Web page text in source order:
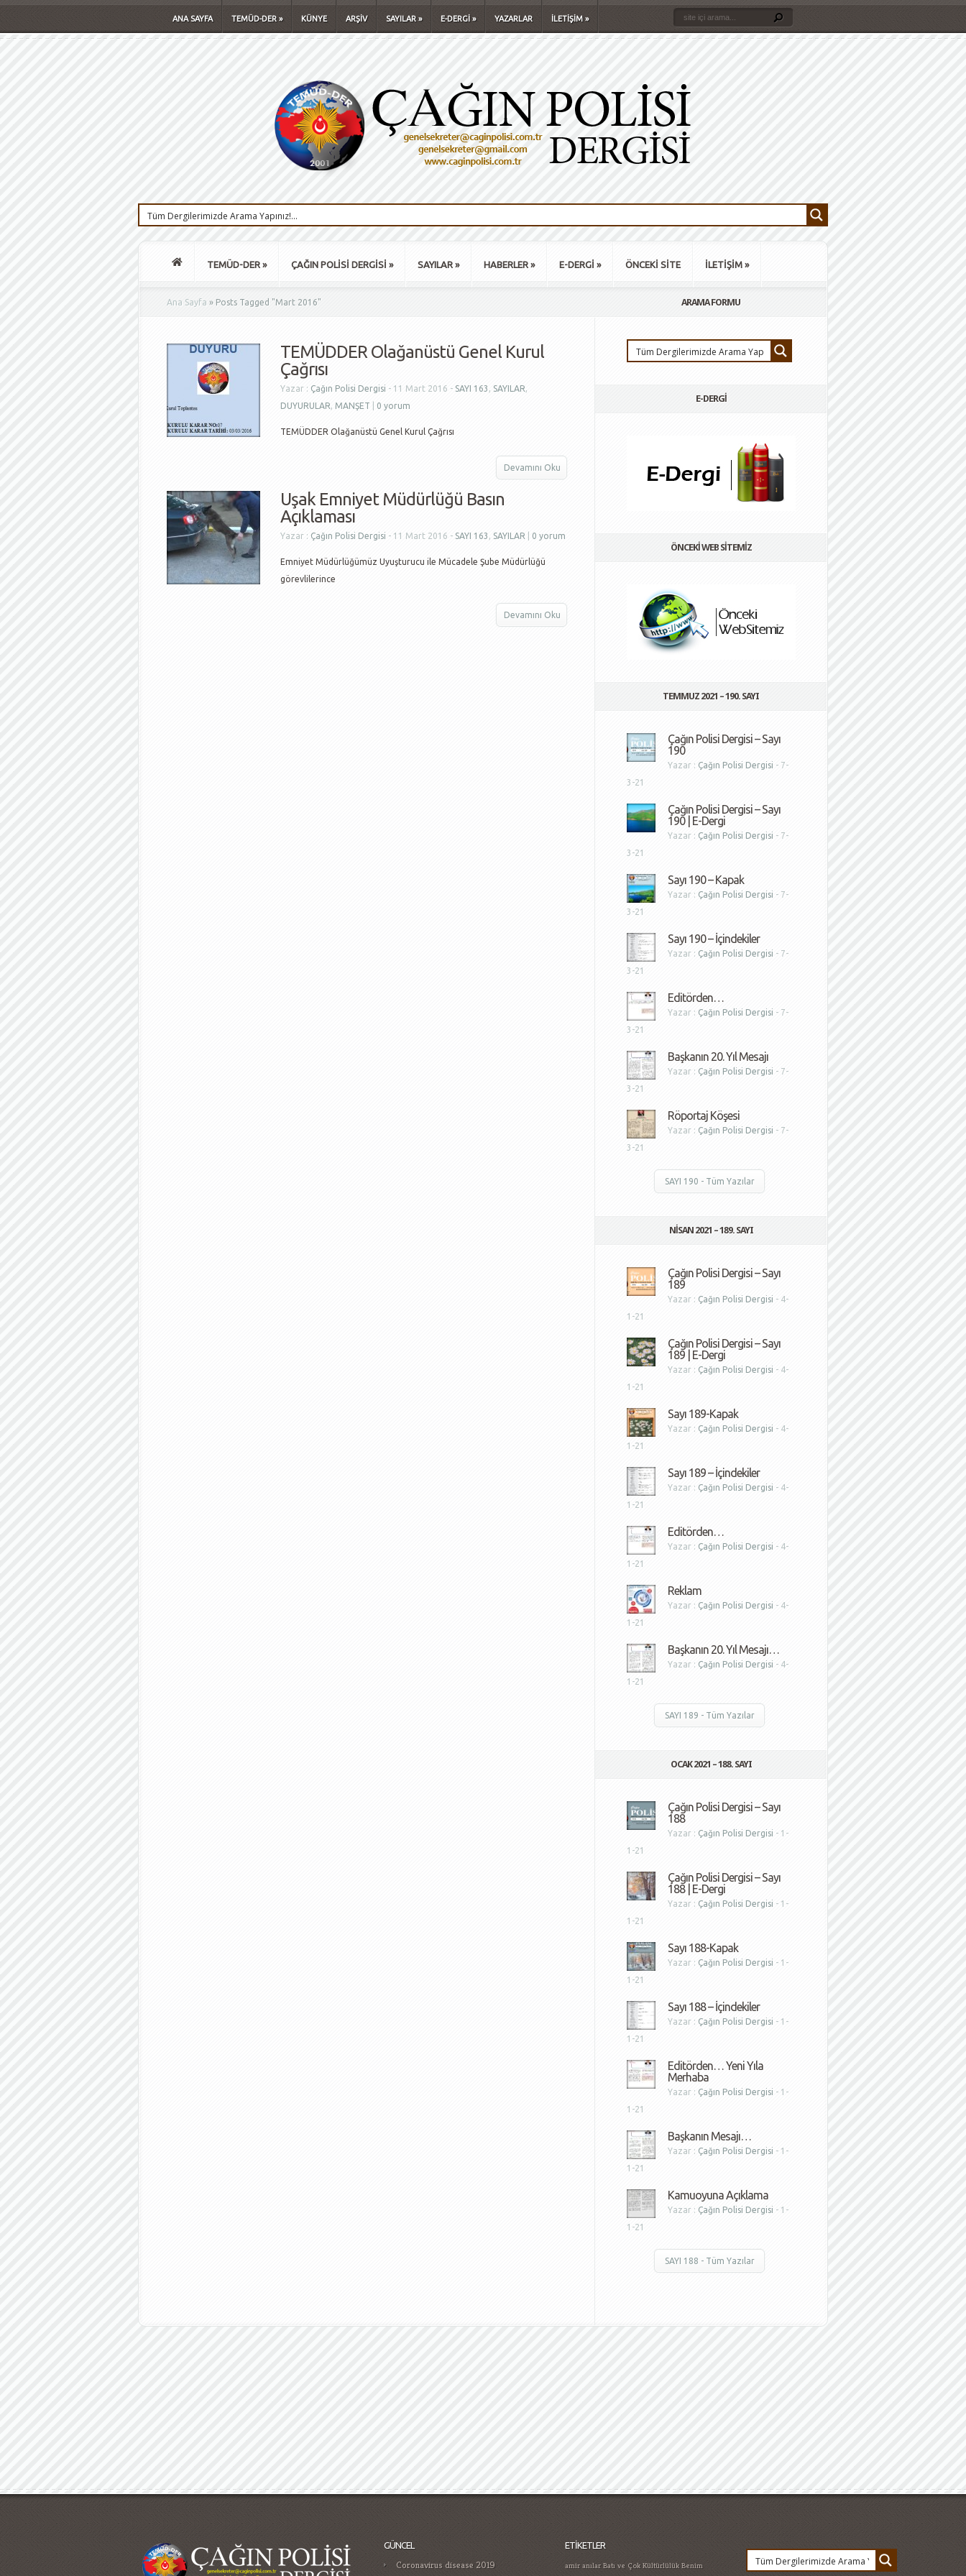
ANA SAYFA TEMÜD-DER » KÜNYE ARŞİV SAYILAR» E-DERGİ » YAZARLAR İLETİŞİM »
TEMÜD-DER » ÇAĞIN POLİSİ DERGİSİ » SAYILAR » HABERLER » E-DERGİ » ÖNCEKİ SİTE İLETİŞİM »
Ana Sayfa » Posts Tagged "Mart 2016"
TEMÜDDER Olağanüstü Genel Kurul
Çağrısı
Yazar : Çağın Polisi Dergisi - 11 Mart 2016 - SAYI 163 , SAYILAR,
DUYURULAR, MANŞET 0 yorum
TEMÜDDER Olağanüstü Genel Kurul Çağrısı
Devamını Oku
Uşak Emniyet Müdürlüğü Basın
Açıklaması
Yazar : Çağın Polisi Dergisi - 11 Mart 2016 - SAYI 163 , SAYILAR 0 yorum
Emniyet Müdürlüğümüz Uyuşturucu ile Mücadele Şube Müdürlüğü
görevlilerince
Devamını Oku
ARAMA FORMU
E-DERGİ
ÖNCEKİ WEB SİTEMİZ
TEMMUZ 2021 – 190. SAYI
Çağın Polisi Dergisi – Sayı
190
Yazar : Çağın Polisi Dergisi - 7-
3-21
Çağın Polisi Dergisi – Sayı
190 | E-Dergi
Yazar : Çağın Polisi Dergisi - 7-
3-21
Sayı 190 – Kapak
Yazar : Çağın Polisi Dergisi - 7-
3-21
Sayı 190 – İçindekiler
Yazar : Çağın Polisi Dergisi - 7-
3-21
Editörden…
Yazar : Çağın Polisi Dergisi - 7-
3-21
Başkanın 20. Yıl Mesajı
Yazar : Çağın Polisi Dergisi - 7-
3-21
Röportaj Köşesi
Yazar : Çağın Polisi Dergisi - 7-
3-21
SAYI 190 - Tüm Yazılar
NISAN 2021 – 189. SAYI
Çağın Polisi Dergisi – Sayı
189
Yazar : Çağın Polisi Dergisi - 4-
1-21
Çağın Polisi Dergisi – Sayı
189 | E-Dergi
Yazar : Çağın Polisi Dergisi - 4-
1-21
Sayı 189-Kapak
Yazar : Çağın Polisi Dergisi - 4-
1-21
Sayı 189 – İçindekiler
Yazar : Çağın Polisi Dergisi - 4-
1-21
Editörden…
Yazar : Çağın Polisi Dergisi - 4-
1-21
Reklam
Yazar : Çağın Polisi Dergisi - 4-
1-21
Başkanın 20. Yıl Mesajı…
Yazar : Çağın Polisi Dergisi - 4-
1-21
SAYI 189 - Tüm Yazılar
OCAK 2021 – 188. SAYI
Çağın Polisi Dergisi – Sayı
188
Yazar : Çağın Polisi Dergisi - 1-
1-21
Çağın Polisi Dergisi – Sayı
188 | E-Dergi
Yazar : Çağın Polisi Dergisi - 1-
1-21
Sayı 188-Kapak
Yazar : Çağın Polisi Dergisi - 1-
1-21
Sayı 188 – İçindekiler
Yazar : Çağın Polisi Dergisi - 1-
1-21
Editörden… Yeni Yıla
Merhaba
Yazar : Çağın Polisi Dergisi - 1-
1-21
Başkanın Mesajı…
Yazar : Çağın Polisi Dergisi - 1-
1-21
Kamuoyuna Açıklama
Yazar : Çağın Polisi Dergisi - 1-
1-21
SAYI 188 - Tüm Yazılar
Çağın Polisi
Gamificatie in gokken trends die je
Atatürk'üm
Hoca ile Ceza Muhakemesi Hukuku - 18